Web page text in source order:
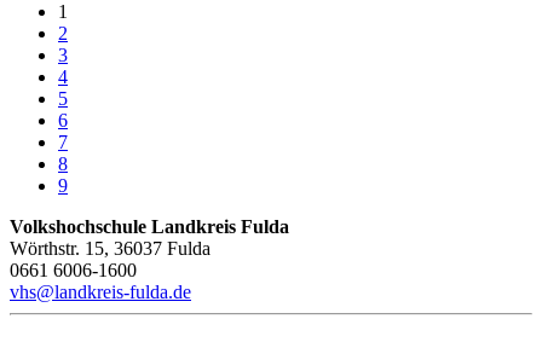
1
2
3
4
5
6
7
8
9
Volkshochschule Landkreis Fulda
Wörthstr. 15, 36037 Fulda
0661 6006-1600
vhs@landkreis-fulda.de